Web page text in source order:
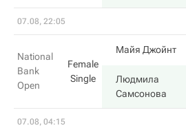
07.08, 22:05
National
Bank
Open
Female
Single
Майя Джойнт
Людмила
Самсонова
07.08, 04:15